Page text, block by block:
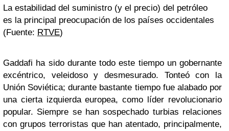
La estabilidad del suministro (y el precio) del petróleo
es la principal preocupación de los países occidentales
(Fuente: RTVE)
Gaddafi ha sido durante todo este tiempo un gobernante
excéntrico, veleidoso y desmesurado. Tonteó con la
Unión Soviética; durante bastante tiempo fue alabado por
una cierta izquierda europea, como líder revolucionario
popular. Siempre se han sospechado turbias relaciones
con grupos terroristas que han atentado, principalmente,